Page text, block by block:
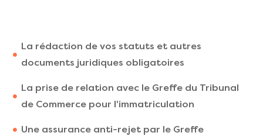
La rédaction de vos statuts et autres
documents juridiques obligatoires
La prise de relation avec le Greffe du Tribunal
de Commerce pour l'immatriculation
Une assurance anti-rejet par le Greffe